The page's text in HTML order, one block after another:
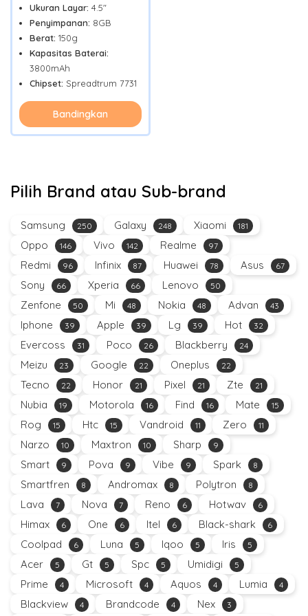
Ukuran Layar: 4.5"
Penyimpanan: 8GB
Berat: 150g
Kapasitas Baterai:
3800mAh
Chipset: Spreadtrum 7731
Bandingkan
Pilih Brand atau Sub-brand
Samsung 250 Galaxy 248 Xiaomi 181
Oppo 146 Vivo 142 Realme 97
Redmi 96 Infinix 87 Huawei 78 Asus 67
Sony 66 Xperia 66 Lenovo 50
Zenfone 50 Mi 48 Nokia 48 Advan 43
Iphone 39 Apple 39 Lg 39 Hot 32
Evercoss 31 Poco 26 Blackberry 24
Meizu 23 Google 22 Oneplus 22
Tecno 22 Honor 21 Pixel 21 Zte 21
Nubia 19 Motorola 16 Find 16 Mate 15
Rog 15 Htc 15 Vandroid 11 Zero 11
Narzo 10 Maxtron 10 Sharp 9
Smart 9 Pova 9 Vibe 9 Spark 8
Smartfren 8 Andromax 8 Polytron 8
Lava 7 Nova 7 Reno 6 Hotwav 6
Himax 6 One 6 Itel 6 Black-shark 6
Coolpad 6 Luna 5 Iqoo 5 Iris 5
Acer 5 Gt 5 Spc 5 Umidigi 5
Prime 4 Microsoft 4 Aquos 4 Lumia 4
Blackview 4 Brandcode 4 Nex 3